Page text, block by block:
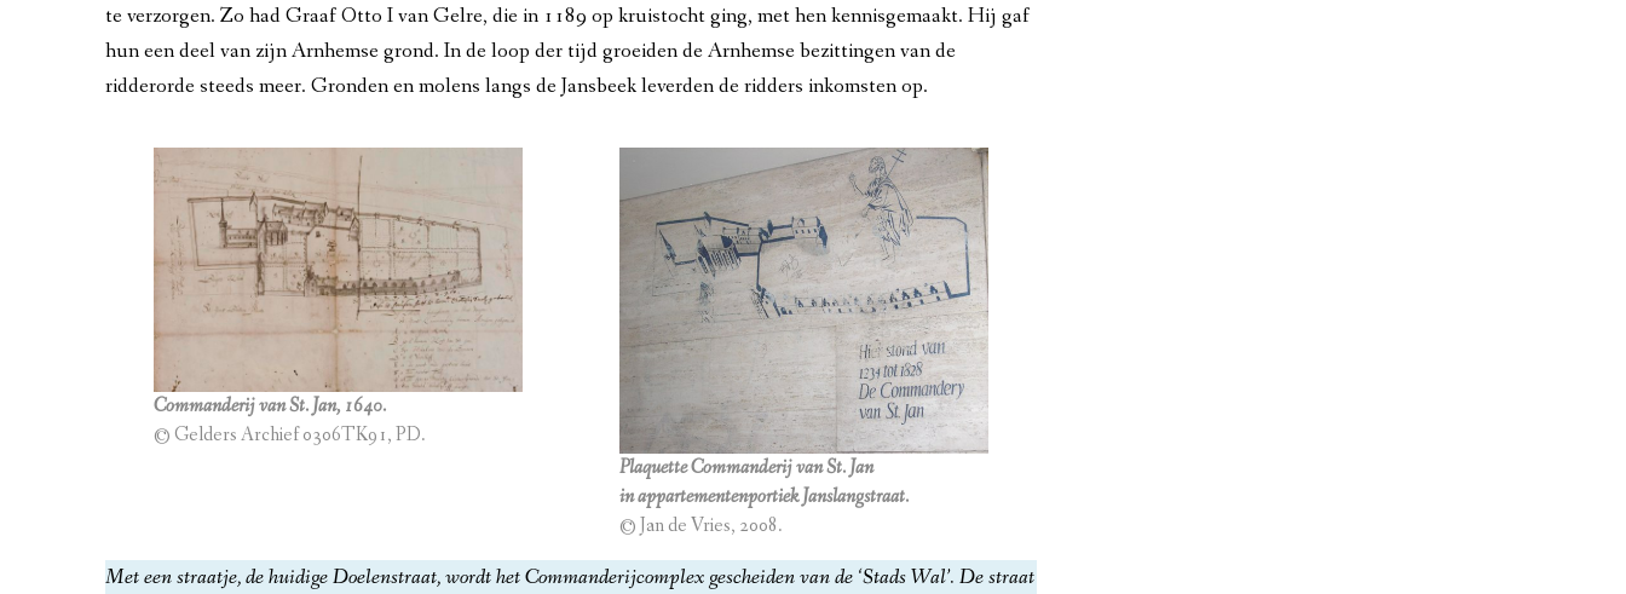
HAAGJE VAN HET OOSTEN, 19E EEUW
FABRIEKSKINDEREN, 1850-1901
AANKOOP SONSBEEK, 1899
MUSSENBUURT, VOLKSHUISVESTING VANAF 1901
ENKA VANAF 1911
CRISISJAREN, 1929-1940
VASTE RIJNBRUG VANAF 1935
CHRIS MATSER, WEDEROPBOUW 1945-1964
te verzorgen. Zo had Graaf Otto I van Gelre, die in 1189 op kruistocht ging, met hen kennisgemaakt. Hij gaf
hun een deel van zijn Arnhemse grond. In de loop der tijd groeiden de Arnhemse bezittingen van de
ridderorde steeds meer. Gronden en molens langs de Jansbeek leverden de ridders inkomsten op.
Commanderij van St. Jan, 1640.
© Gelders Archief 0306TK91, PD.
Plaquette Commanderij van St. Jan
in appartementenportiek Janslangstraat.
© Jan de Vries, 2008.
Met een straatje, de huidige Doelenstraat, wordt het Commanderijcomplex gescheiden van de ‘Stads Wal’. De straat